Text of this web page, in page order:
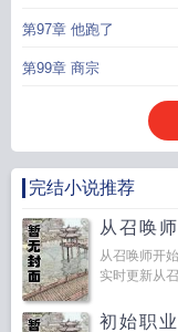
第97章 他跑了
第99章 商宗
完结小说推荐
从召唤
从召唤师开
实时更新从
初始职业